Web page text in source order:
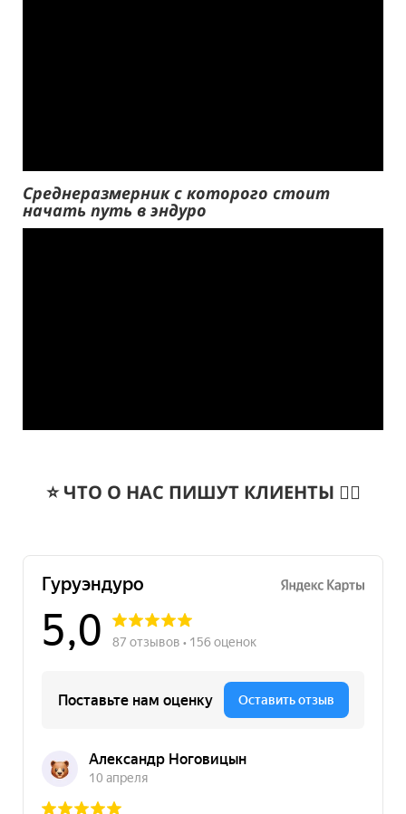
Среднеразмерник с которого стоит
начать путь в эндуро
⭐️ ЧТО О НАС ПИШУТ КЛИЕНТЫ 👇🏻